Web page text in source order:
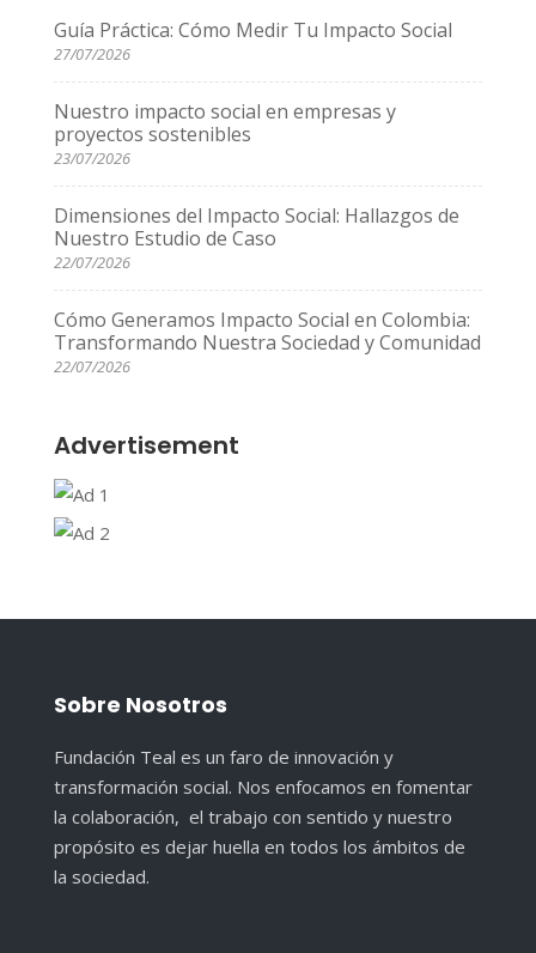
Guía Práctica: Cómo Medir Tu Impacto Social
27/07/2026
Nuestro impacto social en empresas y
proyectos sostenibles
23/07/2026
Dimensiones del Impacto Social: Hallazgos de
Nuestro Estudio de Caso
22/07/2026
Cómo Generamos Impacto Social en Colombia:
Transformando Nuestra Sociedad y Comunidad
22/07/2026
Advertisement
Sobre Nosotros
Fundación Teal es un faro de innovación y
transformación social. Nos enfocamos en fomentar
la colaboración, el trabajo con sentido y nuestro
propósito es dejar huella en todos los ámbitos de
la sociedad.